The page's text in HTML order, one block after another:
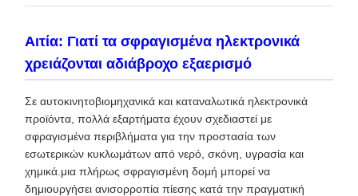
Αιτία: Γιατί τα σφραγισμένα ηλεκτρονικά
χρειάζονται αδιάβροχο εξαερισμό
Σε αυτοκινητοβιομηχανικά και καταναλωτικά ηλεκτρονικά
προϊόντα, πολλά εξαρτήματα έχουν σχεδιαστεί με
σφραγισμένα περιβλήματα για την προστασία των
εσωτερικών κυκλωμάτων από νερό, σκόνη, υγρασία και
χημικά.μια πλήρως σφραγισμένη δομή μπορεί να
δημιουργήσει ανισορροπία πίεσης κατά την πραγματική